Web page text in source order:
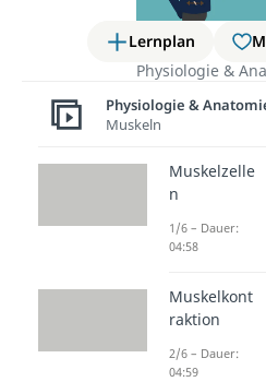
Lernplan
Physiologie &
Wie viele
Mensch?
Wichtige
Physiologie &
Muskeln
Muskelzelle
n
1/6 – Dauer:
04:58
Muskelkont
raktion
2/6 – Dauer:
04:59